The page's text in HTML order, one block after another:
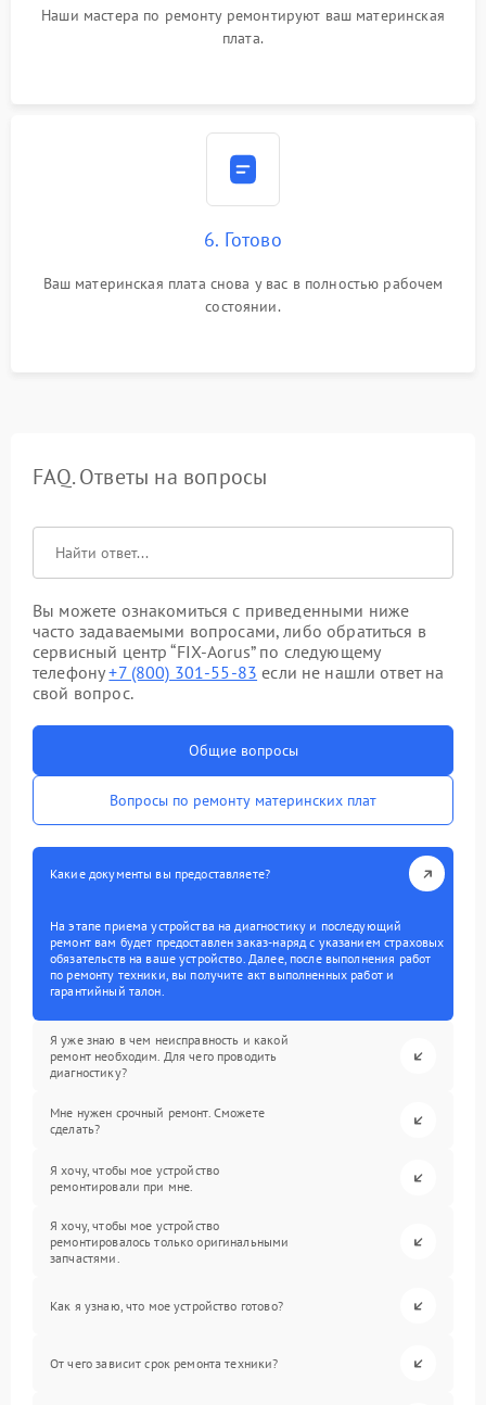
Наши мастера по ремонту ремонтируют ваш материнская
плата.
6. Готово
Ваш материнская плата снова у вас в полностью рабочем
состоянии.
FAQ. Ответы на вопросы
Вы можете ознакомиться с приведенными ниже
часто задаваемыми вопросами, либо обратиться в
сервисный центр “FIX-Aorus” по следующему
телефону+7 (800) 301-55-83 если не нашли ответ на
свой вопрос.
Общие вопросы
Вопросы по ремонту материнских плат
Какие документы вы предоставляете?
На этапе приема устройства на диагностику и последующий
ремонт вам будет предоставлен заказ-наряд с указанием страховых
обязательств на ваше устройство. Далее, после выполнения работ
по ремонту техники, вы получите акт выполненных работ и
гарантийный талон.
Я уже знаю в чем неисправность и какой
ремонт необходим. Для чего проводить
диагностику?
Мне нужен срочный ремонт. Сможете
сделать?
Я хочу, чтобы мое устройство
ремонтировали при мне.
Я хочу, чтобы мое устройство
ремонтировалось только оригинальными
запчастями.
Как я узнаю, что мое устройство готово?
От чего зависит срок ремонта техники?